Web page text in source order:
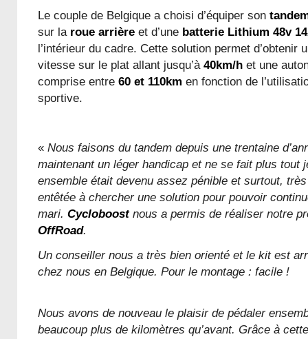
Le couple de Belgique a choisi d’équiper son
sur la roue arrière et d’une batterie Lithium 48v
l’intérieur du cadre. Cette solution permet d’obtenir
vitesse sur le plat allant jusqu’à 40km/h et une
comprise entre 60 et 110km en fonction de
sportive.
« Nous faisons du tandem depuis une trentaine
maintenant un léger handicap et ne se fait plus tout
ensemble était devenu assez pénible et surtout,
entêtée à chercher une solution pour pouvoir
mari. Cycloboostnous a permis de réaliser notre
OffRoad.
Un conseiller nous a très bien orienté et le kit est
chez nous en Belgique. Pour le montage : facile !
Nous avons de nouveau le plaisir de pédaler
beaucoup plus de kilomètres qu’avant. Grâce à